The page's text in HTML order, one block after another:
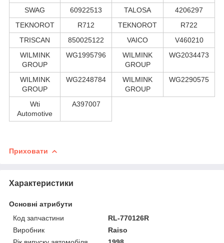
SWAG
60922513 TALOSA
4206297
TEKNOROT
R712 TEKNOROT
R722
TRISCAN
850025122 VAICO
V460210
WILMINK
GROUP
WG1995796
WILMINK
GROUP
WG2034473
WILMINK
GROUP
WG2248784
WILMINK
GROUP
WG2290575
Wti
Automotive
A397007
Приховати
Характеристики
Основні атрибути
Код запчастини
RL-770126R
Виробник
Raiso